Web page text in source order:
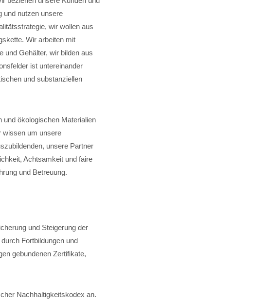
und nutzen unsere
wir wollen aus
Wir arbeiten mit
und Gehälter, wir bilden aus
ist untereinander
und substanziellen
und ökologischen Materialien
wissen um unsere
unsere Partner
Achtsamkeit und faire
und Betreuung.
und Steigerung der
Fortbildungen und
gebundenen Zertifikate,
Nachhaltigkeitskodex an.